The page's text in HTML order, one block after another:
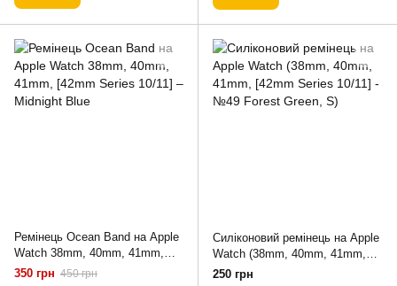
Ремінець Ocean Band на Apple
Watch 38mm, 40mm, 41mm,
[42mm Series 10/11] – Midnight
350 грн 450 грн
Силіконовий ремінець на Apple
Watch (38mm, 40mm, 41mm,
[42mm Series 10/11] - №49
250 грн